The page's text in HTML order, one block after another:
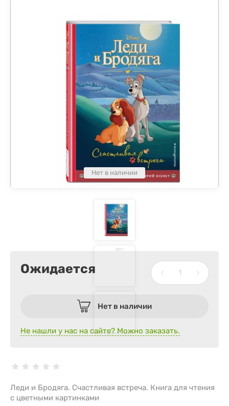
Нет в наличии
Ожидается
Нет в наличии
Не нашли у нас на сайте? Можно заказать.
Леди и Бродяга. Счастливая встреча. Книга для чтения
с цветными картинками